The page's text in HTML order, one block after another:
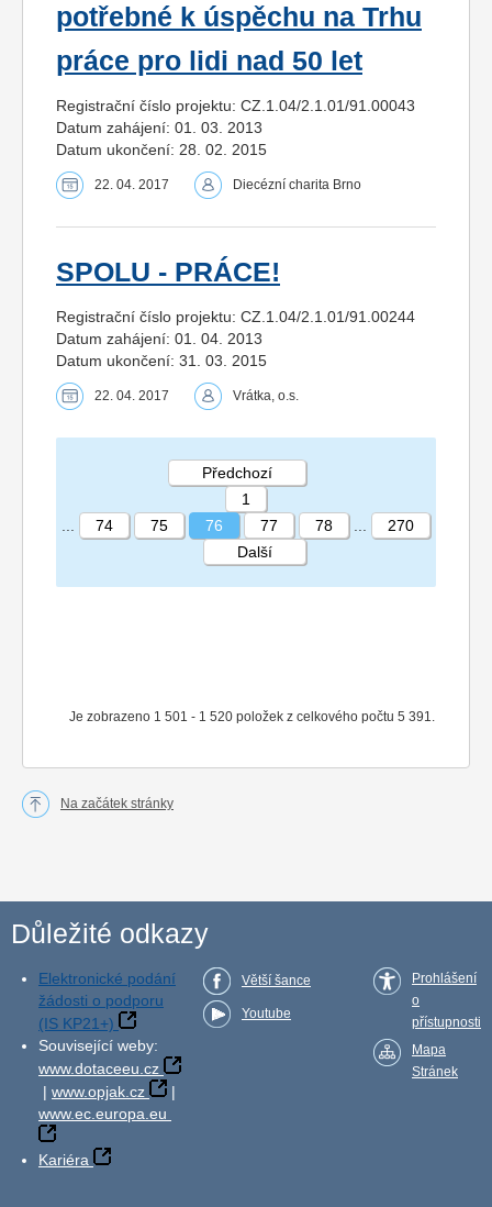
potřebné k úspěchu na Trhu
práce pro lidi nad 50 let
Registrační číslo projektu: CZ.1.04/2.1.01/91.00043
Datum zahájení: 01. 03. 2013
Datum ukončení: 28. 02. 2015
22. 04. 2017 Diecézní charita Brno
SPOLU - PRÁCE!
Registrační číslo projektu: CZ.1.04/2.1.01/91.00244
Datum zahájení: 01. 04. 2013
Datum ukončení: 31. 03. 2015
22. 04. 2017 Vrátka, o.s.
STRÁNKA 76 270
Je zobrazeno 1 501 - 1 520 položek z celkového počtu 5 391.
Předchozí
1
74 75 76 77 78
270
Další
Na začátek stránky
Důležité odkazy
Elektronické podání
žádosti o podporu
(IS KP21+)
Související weby:
www.dotaceeu.cz
| www.opjak.cz
|
www.ec.europa.eu
Kariéra
Větší šance
Youtube
Prohlášení
o
přístupnosti
Mapa
Stránek